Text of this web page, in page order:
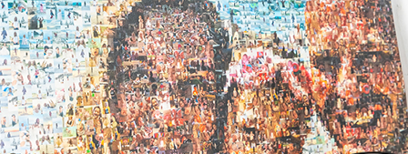
Ваш город:
Ваш регион доставки
Выберите из списка: